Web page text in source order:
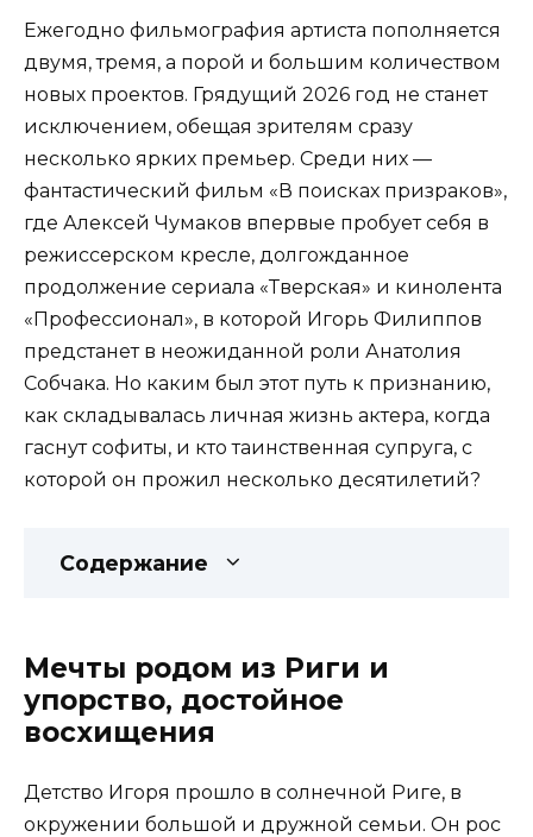
Ежегодно фильмография артиста пополняется
двумя, тремя, а порой и большим количеством
новых проектов. Грядущий 2026 год не станет
исключением, обещая зрителям сразу
несколько ярких премьер. Среди них —
фантастический фильм «В поисках призраков»,
где Алексей Чумаков впервые пробует себя в
режиссерском кресле, долгожданное
продолжение сериала «Тверская» и кинолента
«Профессионал», в которой Игорь Филиппов
предстанет в неожиданной роли Анатолия
Собчака. Но каким был этот путь к признанию,
как складывалась личная жизнь актера, когда
гаснут софиты, и кто таинственная супруга, с
которой он прожил несколько десятилетий?
Содержание
Мечты родом из Риги и
упорство, достойное
восхищения
Детство Игоря прошло в солнечной Риге, в
окружении большой и дружной семьи. Он рос